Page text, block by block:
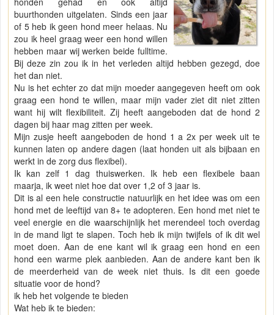
buurthonden uitgelaten. Sinds een jaar
of 5 heb ik geen hond meer helaas. Nu
zou ik heel graag weer een hond willen
hebben maar wij werken beide fulltime.
Bij deze zin zou ik in het verleden altijd hebben gezegd, doe
het dan niet.
Nu is het echter zo dat mijn moeder aangegeven heeft om ook
graag een hond te willen, maar mijn vader ziet dit niet zitten
want hij wilt flexibiliteit. Zij heeft aangeboden dat de hond 2
dagen bij haar mag zitten per week.
Mijn zusje heeft aangeboden de hond 1 a 2x per week uit te
kunnen laten op andere dagen (laat honden uit als bijbaan en
werkt in de zorg dus flexibel).
Ik kan zelf 1 dag thuiswerken. Ik heb een flexibele baan
maarja, ik weet niet hoe dat over 1,2 of 3 jaar is.
Dit is al een hele constructie natuurlijk en het idee was om een
hond met de leeftijd van 8+ te adopteren. Een hond met niet te
veel energie en die waarschijnlijk het merendeel toch overdag
in de mand ligt te slapen. Toch heb ik mijn twijfels of ik dit wel
moet doen. Aan de ene kant wil ik graag een hond en een
hond een warme plek aanbieden. Aan de andere kant ben ik
de meerderheid van de week niet thuis. Is dit een goede
situatie voor de hond?
ik heb het volgende te bieden
Wat heb ik te bieden: